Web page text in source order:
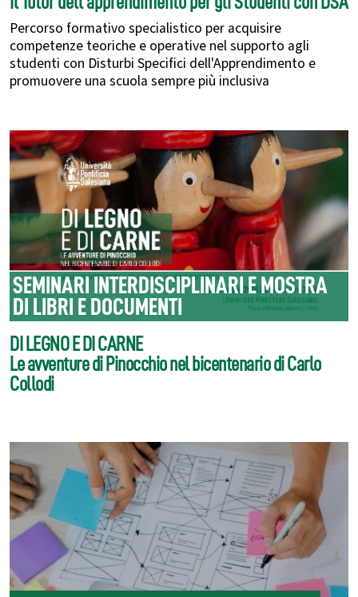
Percorso formativo specialistico per acquisire
competenze teoriche e operative nel supporto agli
studenti con Disturbi Specifici dell'Apprendimento e
promuovere una scuola sempre più inclusiva
SEMINARI INTERDISCIPLINARI E MOSTRA
DI LIBRI E DOCUMENTI
DI LEGNO E DI CARNE
Le avventure di Pinocchio nel bicentenario di Carlo
Collodi